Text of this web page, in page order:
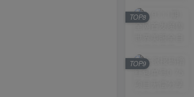
TOP8
TOP9